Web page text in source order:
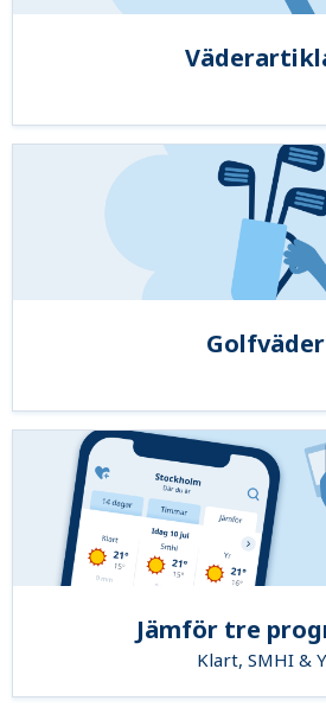
Golfväder
Jämför tre
Klart, SMHI &